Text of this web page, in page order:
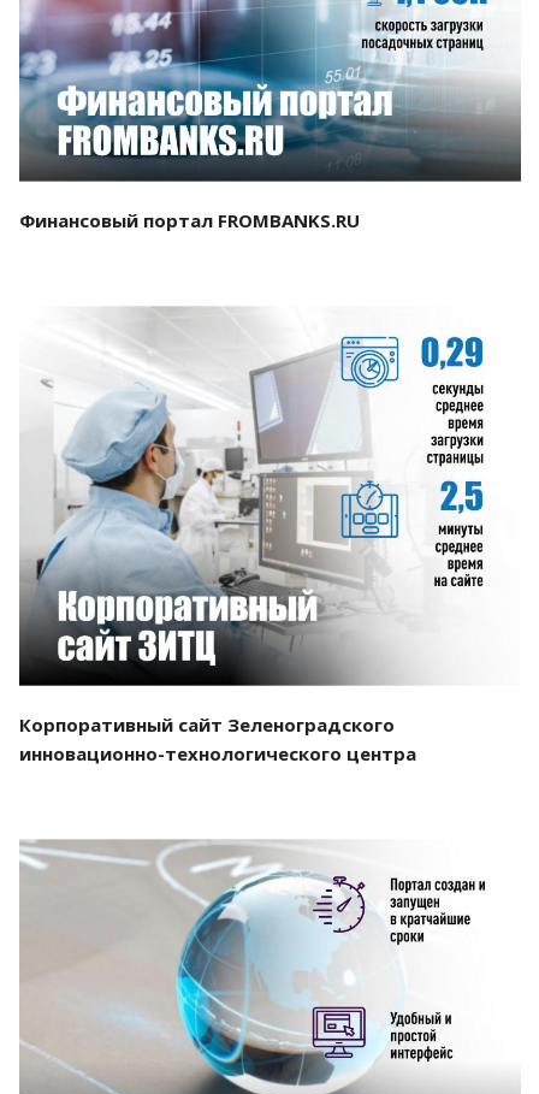
Смотреть проект
Финансовый портал FROMBANKS.RU
Смотреть проект
Корпоративный сайт Зеленоградского
инновационно-технологического центра
Смотреть проект